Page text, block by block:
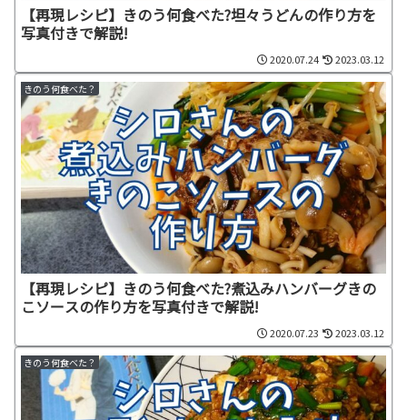
【再現レシピ】きのう何食べた?坦々うどんの作り方を
写真付きで解説!
2020.07.24 2023.03.12
きのう何食べた？
【再現レシピ】きのう何食べた?煮込みハンバーグきの
こソースの作り方を写真付きで解説!
2020.07.23 2023.03.12
きのう何食べた？